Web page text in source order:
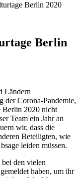
Berlin 2020
Berlin
Ländern
der Corona-Pandemie,
Berlin 2020 nicht
Team ein Jahr an
wir, dass die
Beteiligten, wie
leiden müssen.
bei den vielen
haben, um ihr